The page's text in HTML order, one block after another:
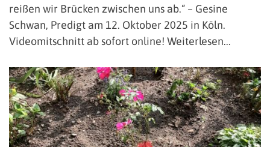
reißen wir Brücken zwischen uns ab.“ – Gesine
Schwan, Predigt am 12. Oktober 2025 in Köln.
Videomitschnitt ab sofort online! Weiterlesen...